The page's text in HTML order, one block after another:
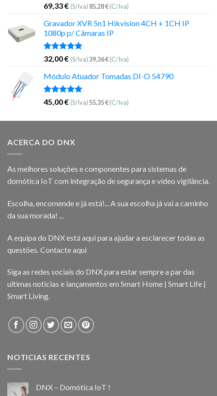
Avaliação
5.00
de 5
69,33€ (S/Iva) 85,28€(C/Iva)
Gravador XVR 5n1 Hikvision 4CH + 1CH IP
1080p p/ Câmaras IP
Avaliação
5.00
de 5
32,00€ (S/Iva)39,36€(C/Iva)
Módulo Atuador Tomadas DI-O 54790
Avaliação
5.00
de 5
45,00€ (S/Iva)55,35€(C/Iva)
ACERCA DO DNX
As melhores soluções e componentes para sistemas de
domótica IoT com integração de segurança e vídeo vigilância.
Escolha, encomende e já está!... A sua escolha já vai a caminho
da sua morada! ...
A equipa do DNX está aqui para ajudar a esclarecer todas as
questões. Contacte aqui
Siga as redes sociais do DNX para estar sempre a par das
ultimas noticias e lançamentos em Smart Home | Smart Life |
Smart Living.
NOTICIAS RECENTES
DNX – Domótica IoT !